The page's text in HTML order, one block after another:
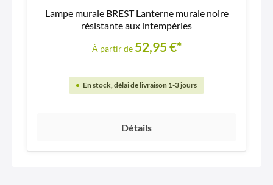
Lampe murale BREST Lanterne murale noire
résistante aux intempéries
À partir de 52,95 €*
En stock, délai de livraison 1-3 jours
Détails